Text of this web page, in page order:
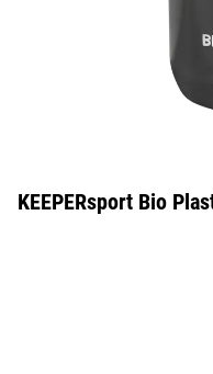
KEEPERsport Bio